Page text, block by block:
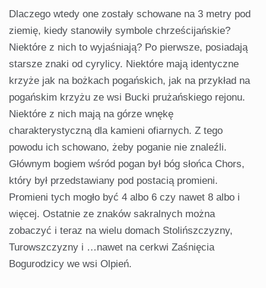
Dlaczego wtedy one zostały schowane na 3 metry pod
ziemię, kiedy stanowiły symbole chrześcijańskie?
Niektóre z nich to wyjaśniają? Po pierwsze, posiadają
starsze znaki od cyrylicy. Niektóre mają identyczne
krzyże jak na bożkach pogańskich, jak na przykład na
pogańskim krzyżu ze wsi Bucki prużańskiego rejonu.
Niektóre z nich mają na górze wnękę
charakterystyczną dla kamieni ofiarnych. Z tego
powodu ich schowano, żeby poganie nie znaleźli.
Głównym bogiem wśród pogan był bóg słońca Chors,
który był przedstawiany pod postacią promieni.
Promieni tych mogło być 4 albo 6 czy nawet 8 albo i
więcej. Ostatnie ze znaków sakralnych można
zobaczyć i teraz na wielu domach Stolińszczyzny,
Turowszczyzny i …nawet na cerkwi Zaśnięcia
Bogurodzicy we wsi Olpień.